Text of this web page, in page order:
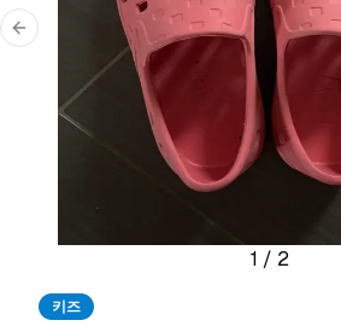
1 / 2
Previous slide
키즈